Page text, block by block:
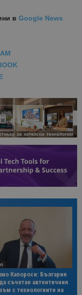
в Google News
Капороси: България
съчетае автентичния
с технологиите на